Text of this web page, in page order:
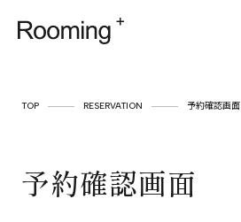
SERVICE
TOP RESERVATION 予約確認画面
予約確認画面